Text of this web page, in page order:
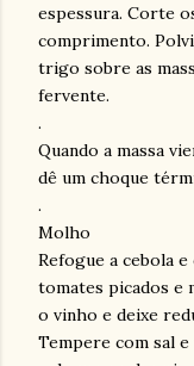
espessura. Corte
comprimento.
trigo sobre as
fervente.
.
Quando a massa
dê um choque
.
Molho
Refogue a cebola
tomates picados e
o vinho e deixe
Tempere com sal